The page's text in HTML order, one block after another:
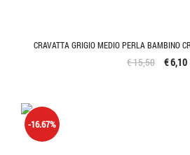
CRAVATTA GRIGIO MEDIO PERLA BAMBINO
€ 15,50 € 6,10
-16.67%